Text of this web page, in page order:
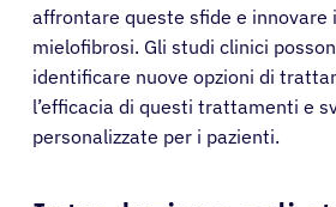
affrontare queste sfide e
mielofibrosi. Gli studi clinici
identificare nuove opzioni di
l’efficacia di questi trattamenti e
personalizzate per i pazienti.